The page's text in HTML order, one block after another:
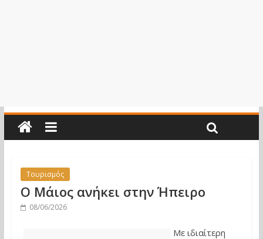
Τουρισμός
Ο Μάιος ανήκει στην Ήπειρο
08/06/2026
Με ιδιαίτερη